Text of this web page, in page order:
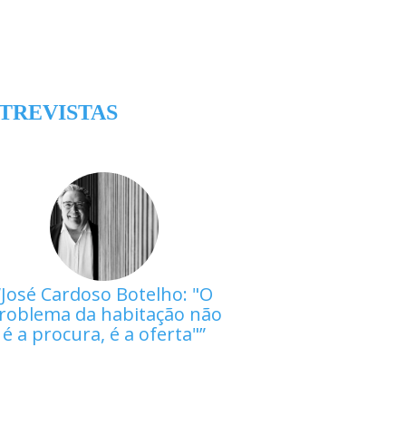
José Cardoso Botelho: "O
da habitação não
é a procura, é a oferta"